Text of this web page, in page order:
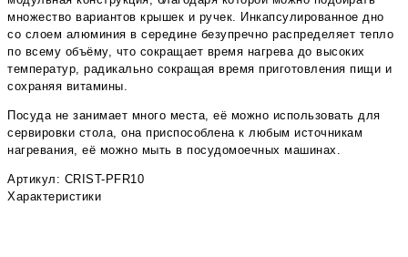
множество вариантов крышек и ручек. Инкапсулированное дно
со слоем алюминия в середине безупречно распределяет тепло
по всему объёму, что сокращает время нагрева до высоких
температур, радикально сокращая время приготовления пищи и
сохраняя витамины.
Посуда не занимает много места, её можно использовать для
сервировки стола, она приспособлена к любым источникам
нагревания, её можно мыть в посудомоечных машинах.
Артикул: CRIST-PFR10
Характеристики